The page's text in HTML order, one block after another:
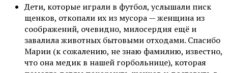
Дети, которые играли в футбол, услышали писк
щенков, откопали их из мусора — женщина из
соображений, очевидно, милосердия ещё и
завалила животных бытовыми отходами. Спасибо
Марии (к сожалению, не знаю фамилию, известно,
что она медик в нашей горбольнице), которая